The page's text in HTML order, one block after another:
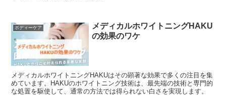
ボディーケア
メディカルホワイトニングHAKU
の効果のワケ
メディカルホワイトニングHAKUはその顕著な効果で多くの注目を集
めています。HAKUのホワイトニング技術は、最先端の技術と専門的
な処置を駆使して、通常の方法では得られない白さを実現します。